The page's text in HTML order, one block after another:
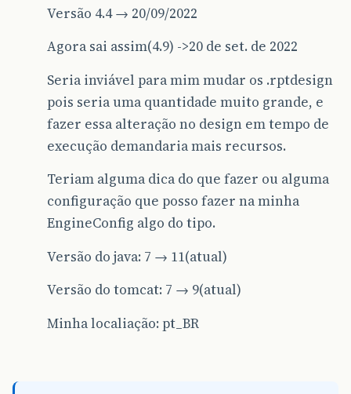
Versão 4.4 → 20/09/2022
Agora sai assim(4.9) ->20 de set. de 2022
Seria inviável para mim mudar os .rptdesign
pois seria uma quantidade muito grande, e
fazer essa alteração no design em tempo de
execução demandaria mais recursos.
Teriam alguma dica do que fazer ou alguma
configuração que posso fazer na minha
EngineConfig algo do tipo.
Versão do java: 7 → 11(atual)
Versão do tomcat: 7 → 9(atual)
Minha localiação: pt_BR